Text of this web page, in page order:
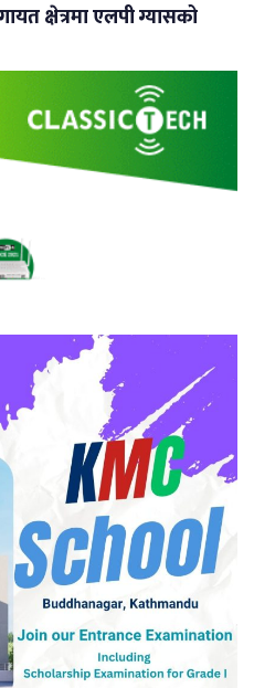
क्षेत्रमा एलपी ग्यासको